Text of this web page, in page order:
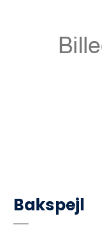
Bakspejl